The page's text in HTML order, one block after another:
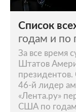
Список
годам и по
За все время
Штатов
46-й лидер
«Лента.ру»
США по годам